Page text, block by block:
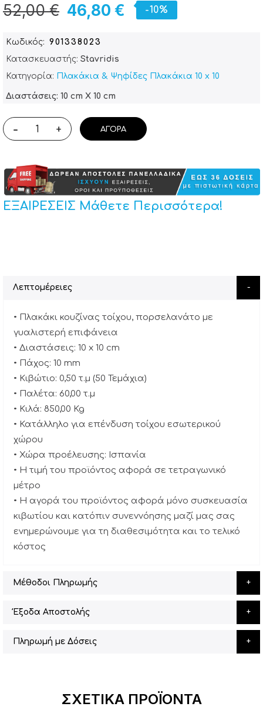
46,80 €
52,00 € -10%
Κωδικός
901338023
Κατασκευαστής: Stavridis
Κατηγορία: Πλακάκια & Ψηφίδες Πλακάκια 10 x 10
Διαστάσεις: 10 cm X 10 cm
- + ΑΓΟΡΆ
ΕΞΑΙΡΕΣΕΙΣ Μάθετε Περισσότερα!
Λεπτομέρειες
• Πλακάκι κουζίνας τοίχου, πορσελανάτο με
γυαλιστερή επιφάνεια
• Διαστάσεις: 10 x 10 cm
• Πάχος: 10 mm
• Κιβώτιο: 0,50 τ.μ (50 Τεμάχια)
• Παλέτα: 60,00 τ.μ
• Κιλά: 850,00 Kg
• Κατάλληλο για επένδυση τοίχου εσωτερικού
χώρου
• Χώρα προέλευσης: Ισπανία
• Η τιμή του προϊόντος αφορά σε τετραγωνικό
μέτρο
• Η αγορά του προϊόντος αφορά μόνο συσκευασία
κιβωτίου και κατόπιν συνεννόησης μαζί μας σας
ενημερώνουμε για τη διαθεσιμότητα και το τελικό
κόστος
Μέθοδοι Πληρωμής
Έξοδα Αποστολής
Πληρωμή με Δόσεις
ΣΧΕΤΙΚΆ ΠΡΟΪΌΝΤΑ